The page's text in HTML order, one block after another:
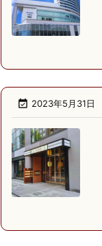
 2023年5月31日